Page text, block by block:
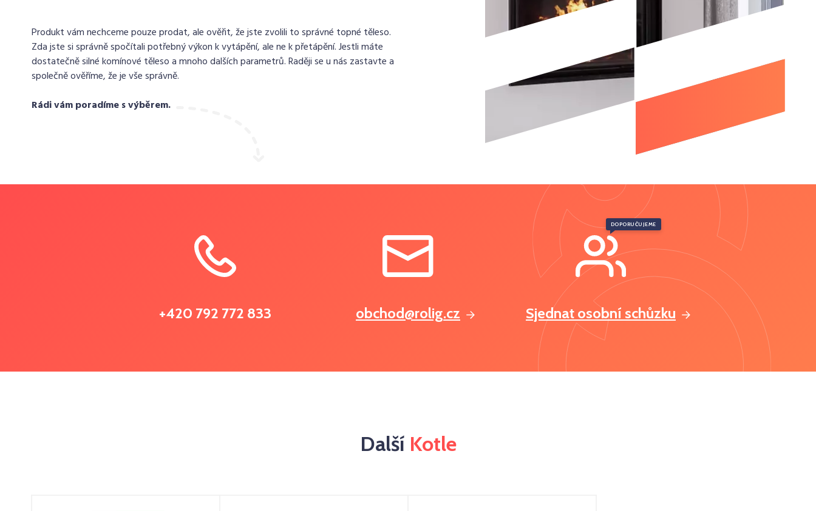
Produkt vám nechceme pouze prodat, ale ověřit, že jste zvolili to správné topné těleso.
Zda jste si správně spočítali potřebný výkon k vytápění, ale ne k přetápění. Jestli máte
dostatečně silné komínové těleso a mnoho dalších parametrů. Raději se u nás zastavte a
společně ověříme, že je vše správně.
Rádi vám poradíme s výběrem.
+420 792 772 833 obchod@rolig.cz Sjednat osobní schůzku
DOPORUČUJEME
Další Kotle